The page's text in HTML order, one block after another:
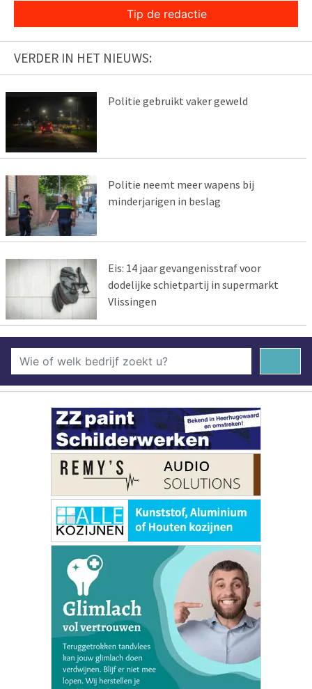
Tip de redactie
VERDER IN HET NIEUWS:
Politie gebruikt vaker geweld
Politie neemt meer wapens bij
minderjarigen in beslag
Eis: 14 jaar gevangenisstraf voor
dodelijke schietpartij in supermarkt
Vlissingen